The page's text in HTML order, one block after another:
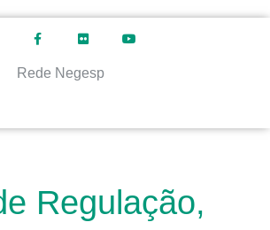
Rede Negesp
Regulação,